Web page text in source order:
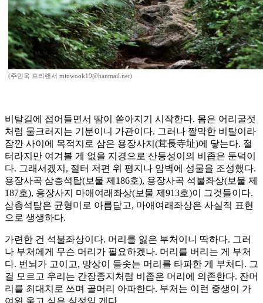
(주민욱 프리랜서 minwook19@hanmail.net)
비탈길에 접어들면서 땀이 쏟아지기 시작한다. 몸은 어리굴젓
처럼 물크러지는 기분이니 가관이다. 그러나 짤막한 비탈이라
잠깐 사이에 목적지로 삼은 용장사지(茸長寺址)에 닿는다. 절
터라지만 여겨볼 게 없을 지경으로 산등성이의 비좁은 둔덕이
다. 그래서겠지, 절터 저편 위 평지나 암벽에 성물을 조성했다.
용장사곡 삼층석탑(보물 제186호), 용장사곡 석불좌상(보물 제
187호), 용장사지 마애여래좌상(보물 제913호)이 그것들이다.
삼층석탑은 균형미로 아름답고, 마애여래좌상은 사실적 표현
으로 생생하다.
가련한 건 석불좌상이다. 머리를 잃은 부처이니 딱하다. 그러
나 부처에게 무슨 머리가 필요하겠나. 머리를 버리는 게 부처
다. 번뇌가 고이고, 망상이 들솟는 머리를 타파한 게 부처다. 그
걸 모르고 우리는 간장종지처럼 비좁은 머리에 의존한다. 잔머
리를 최대치로 쓰며 골머리 아파한다. 부처는 이런 중생이 가